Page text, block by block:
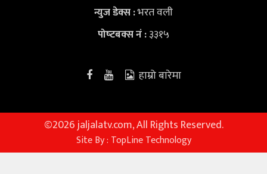
न्युज डेक्स:भरत वली
पोष्‍टबक्स नं :३३१५
हाम्रो बारेमा
©2026 jaljalatv.com, All Rights Reserved.
Site By : TopLine Technology